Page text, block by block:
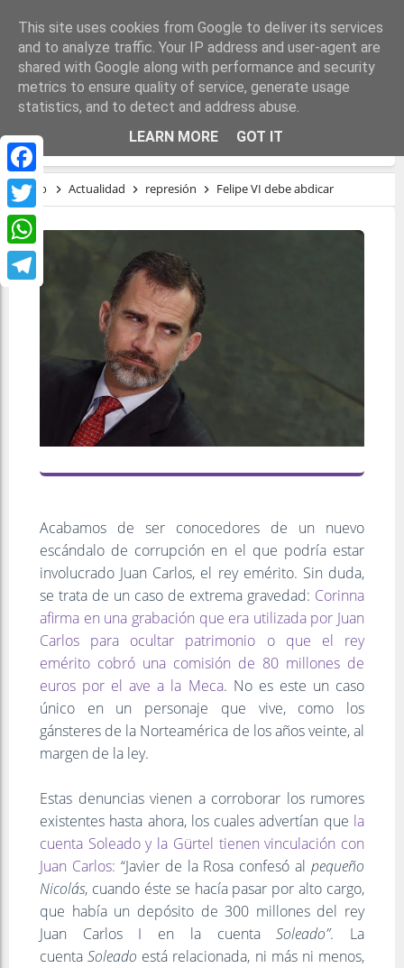
Facebook
Twitter
WhatsApp
FELIPE VI DEBE ABDICAR
Inicio Actualidad represión Felipe VI debe abdicar
Acabamos de ser conocedores de un nuevo
escándalo de corrupción en el que podría estar
involucrado Juan Carlos, el rey emérito. Sin duda,
se trata de un caso de extrema gravedad: Corinna
afirma en una grabación que era utilizada por Juan
Carlos para ocultar patrimonio o que el rey
emérito cobró una comisión de 80 millones de
euros por el ave a la Meca. No es este un caso
único en un personaje que vive, como los
gánsteres de la Norteamérica de los años veinte, al
margen de la ley.
Estas denuncias vienen a corroborar los rumores
existentes hasta ahora, los cuales advertían que la
cuenta Soleado y la Gürtel tienen vinculación con
Juan Carlos: “Javier de la Rosa confesó al pequeño
Nicolás, cuando éste se hacía pasar por alto cargo,
que había un depósito de 300 millones del rey
Juan Carlos I en la cuentaSoleado”. La
cuentaSoleado está relacionada, ni más ni menos,
This site uses cookies from Google to deliver its services
and to analyze traffic. Your IP address and user-agent are
shared with Google along with performance and security
metrics to ensure quality of service, generate usage
statistics, and to detect and address abuse.
LEARN MORE
GOT IT